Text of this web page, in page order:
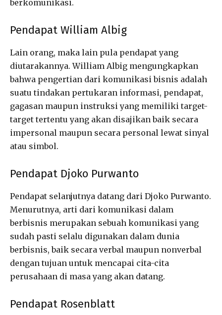
berkomunikasi.
Pendapat William Albig
Lain orang, maka lain pula pendapat yang
diutarakannya. William Albig mengungkapkan
bahwa pengertian dari komunikasi bisnis adalah
suatu tindakan pertukaran informasi, pendapat,
gagasan maupun instruksi yang memiliki target-
target tertentu yang akan disajikan baik secara
impersonal maupun secara personal lewat sinyal
atau simbol.
Pendapat Djoko Purwanto
Pendapat selanjutnya datang dari Djoko Purwanto.
Menurutnya, arti dari komunikasi dalam
berbisnis merupakan sebuah komunikasi yang
sudah pasti selalu digunakan dalam dunia
berbisnis, baik secara verbal maupun nonverbal
dengan tujuan untuk mencapai cita-cita
perusahaan di masa yang akan datang.
Pendapat Rosenblatt